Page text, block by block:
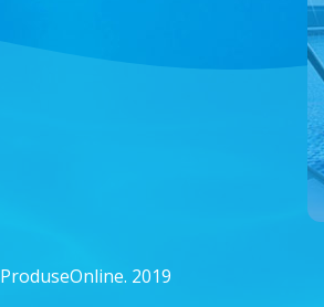
ProduseOnline. 2019